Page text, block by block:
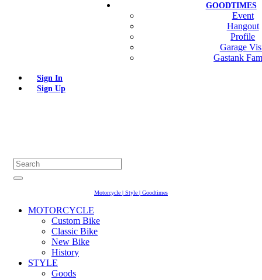
GOODTIMES
Event
Hangout
Profile
Garage
Gastank
Sign In
Sign Up
Motorcycle | Style | Goodtimes
MOTORCYCLE
Custom Bike
Classic Bike
New Bike
History
STYLE
Goods